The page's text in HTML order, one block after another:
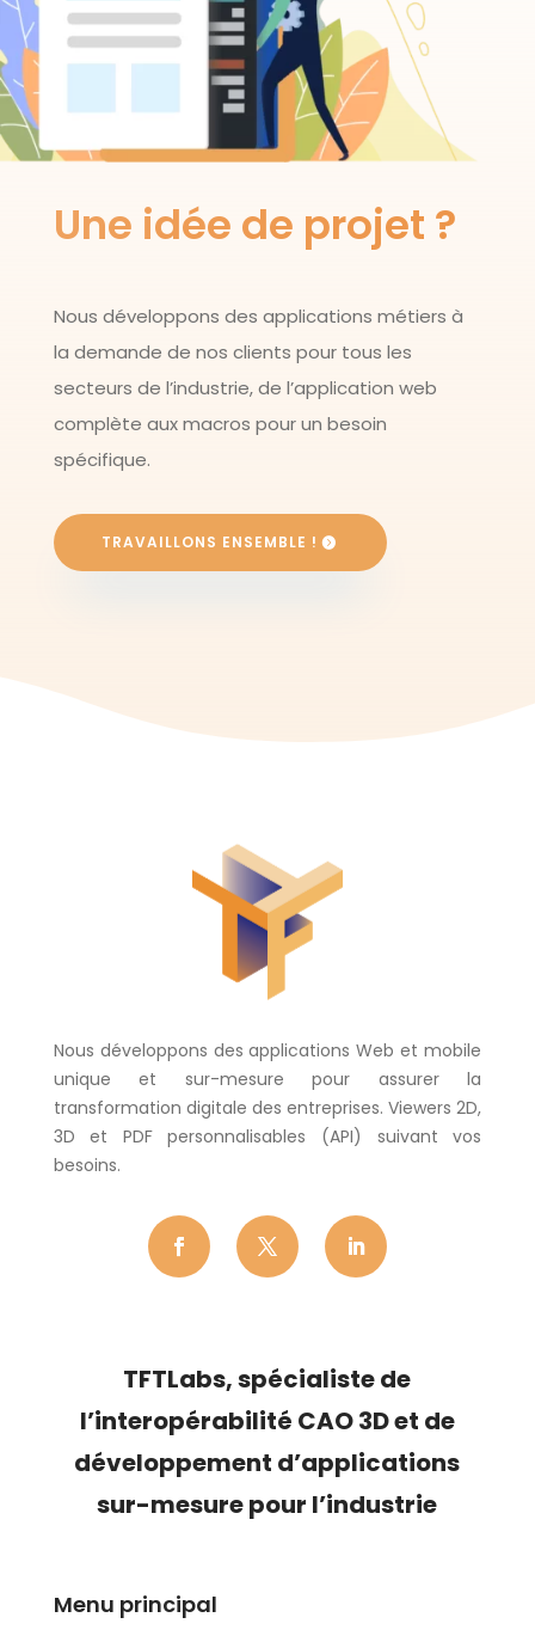
Une idée de projet ?
Nous développons des applications métiers à
la demande de nos clients pour tous les
secteurs de l’industrie, de l’application web
complète aux macros pour un besoin
spécifique.
TRAVAILLONS ENSEMBLE !
Nous développons des applications Web et mobile
unique et sur-mesure pour assurer la
transformation digitale des entreprises. Viewers 2D,
3D et PDF personnalisables (API) suivant vos
besoins.
TFTLabs, spécialiste de
l’interopérabilité CAO 3Det de
développement d’applications
sur-mesure pour l’industrie
Menu principal